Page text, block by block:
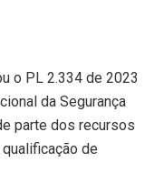
o PL 2.334 de 2023
da Segurança
parte dos recursos
de